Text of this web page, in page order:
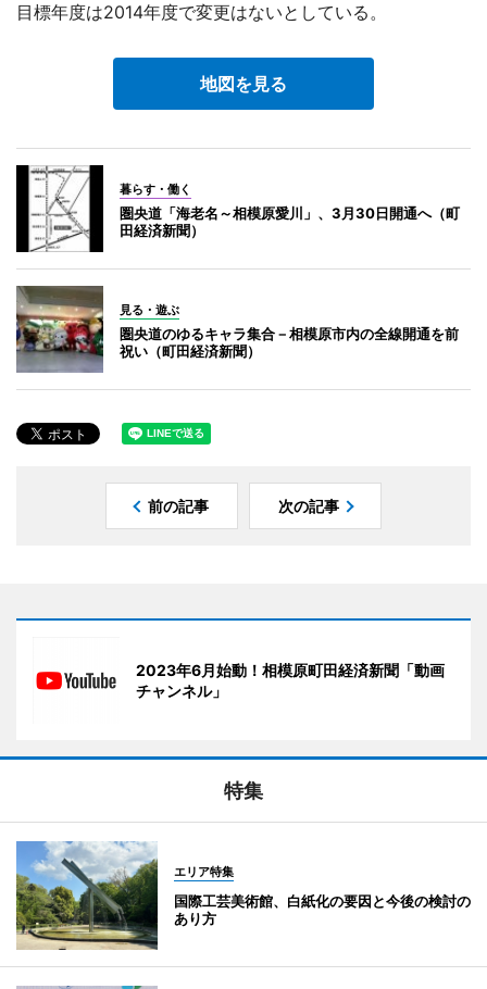
目標年度は2014年度で変更はないとしている。
地図を見る
暮らす・働く
圏央道「海老名～相模原愛川」、3月30日開通へ（町
田経済新聞）
見る・遊ぶ
圏央道のゆるキャラ集合－相模原市内の全線開通を前
祝い（町田経済新聞）
前の記事 次の記事
2023年6月始動！相模原町田経済新聞「動画
チャンネル」
特集
エリア特集
国際工芸美術館、白紙化の要因と今後の検討の
あり方